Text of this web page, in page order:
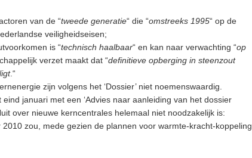
van de “tweede generatie“ die “omstreeks 1995“ op de
veiligheidseisen;
is “technisch haalbaar“ en kan naar verwachting “op
verzet maakt dat “definitieve opberging in steenzout
.“
zijn volgens het ‘Dossier’ niet noemenswaardig.
januari met een ‘Advies naar aanleiding van het dossier
over nieuwe kerncentrales helemaal niet noodzakelijk is:
zou, mede gezien de plannen voor warmte-kracht-koppeling,